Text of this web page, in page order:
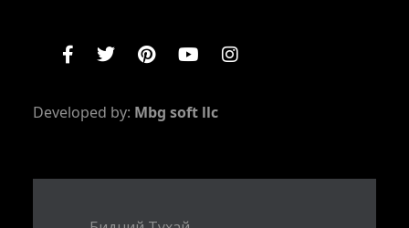
Developed by: Mbg soft llc